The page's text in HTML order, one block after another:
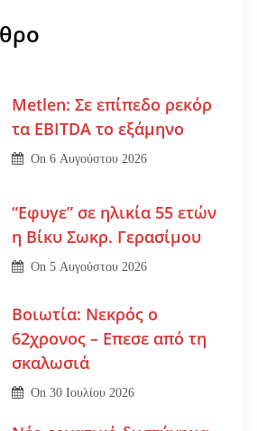
Metlen: Σε επίπεδο ρεκόρ
τα EBITDA το εξάμηνο
On6 Αυγούστου 2026
“Εφυγε” σε ηλικία 55 ετών
η Βίκυ Σωκρ. Γερασίμου
On5 Αυγούστου 2026
Βοιωτία: Νεκρός ο
62χρονος – Επεσε από τη
σκαλωσιά
On30 Ιουλίου 2026